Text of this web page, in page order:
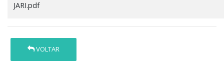
JARI.pdf
VOLTAR